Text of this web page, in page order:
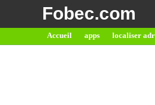
Fobec.com
Accueil apps localiser